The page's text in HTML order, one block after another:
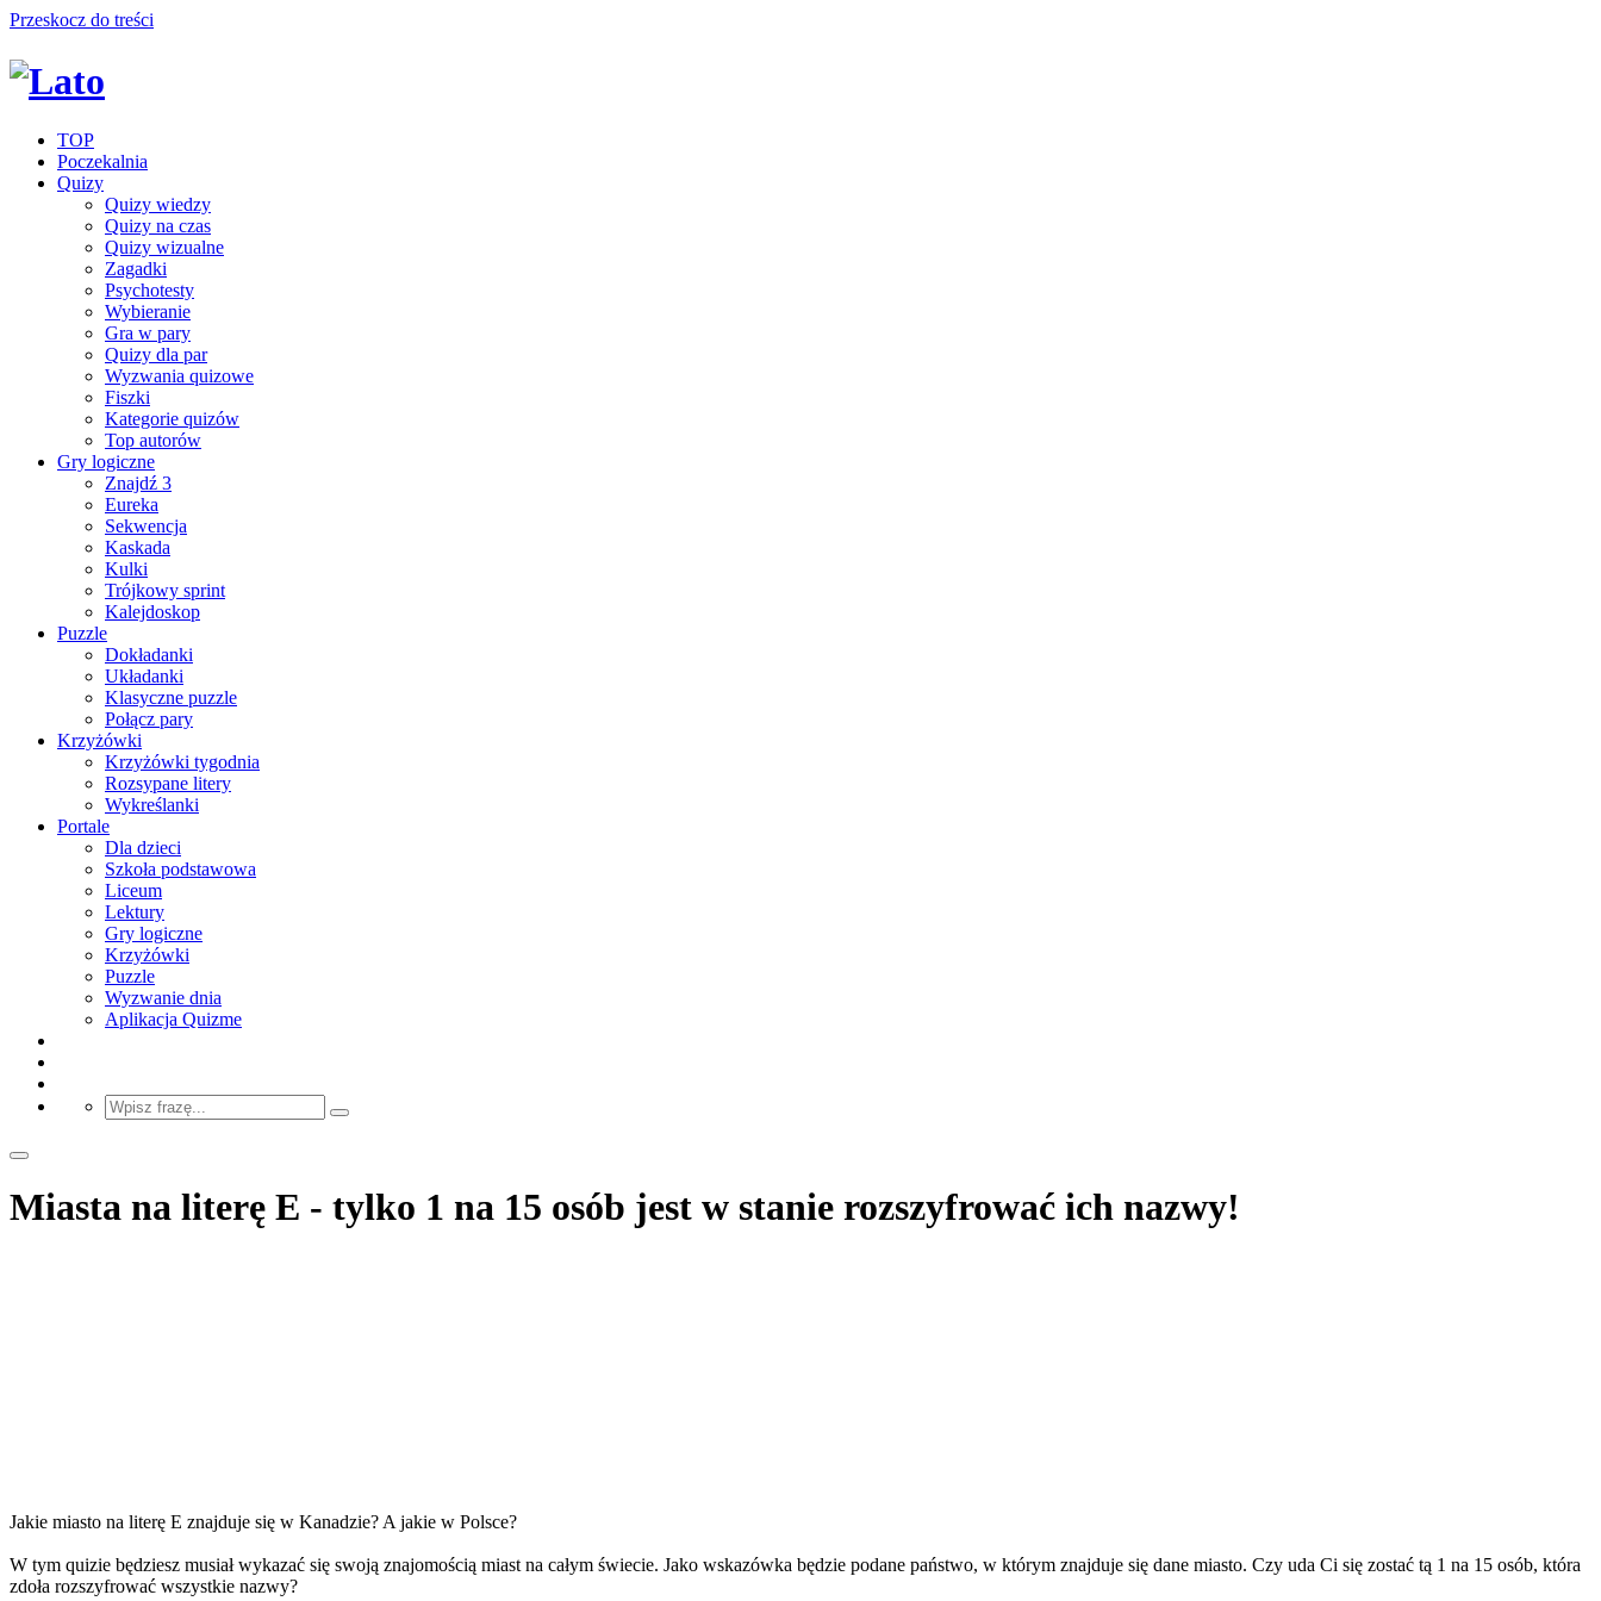
Przeskocz do treści
TOP
Poczekalnia
Quizy
Quizy wiedzy
Quizy na czas
Quizy wizualne
Zagadki
Psychotesty
Wybieranie
Gra w pary
Quizy dla par
Wyzwania quizowe
Fiszki
Kategorie quizów
Top autorów
Gry logiczne
Znajdź 3
Eureka
Sekwencja
Kaskada
Kulki
Trójkowy sprint
Kalejdoskop
Puzzle
Dokładanki
Układanki
Klasyczne puzzle
Połącz pary
Krzyżówki
Krzyżówki tygodnia
Rozsypane litery
Wykreślanki
Portale
Dla dzieci
Szkoła podstawowa
Liceum
Lektury
Gry logiczne
Krzyżówki
Puzzle
Wyzwanie dnia
Aplikacja Quizme
Miasta na literę E - tylko 1 na 15 osób jest w stanie rozszyfrować ich nazwy!
Jakie miasto na literę E znajduje się w Kanadzie? A jakie w Polsce?
W tym quizie będziesz musiał wykazać się swoją znajomością miast na całym świecie. Jako wskazówka będzie podane państwo, w którym znajduje się dane miasto. Czy uda Ci się zostać tą 1 na 15 osób, która
zdoła rozszyfrować wszystkie nazwy?